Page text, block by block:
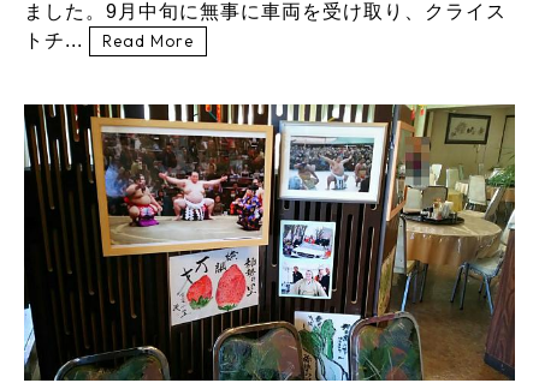
ました。9月中旬に無事に車両を受け取り、クライス
トチ...
Read More